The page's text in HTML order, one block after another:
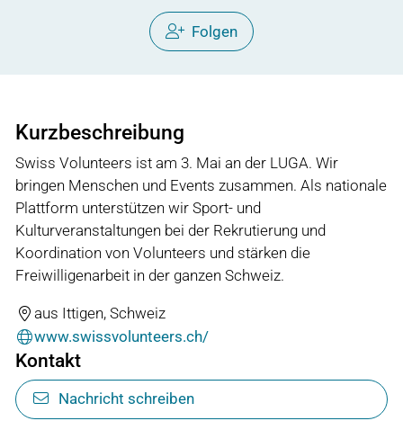
Folgen
Kurzbeschreibung
Swiss Volunteers ist am 3. Mai an der LUGA. Wir
bringen Menschen und Events zusammen. Als nationale
Plattform unterstützen wir Sport- und
Kulturveranstaltungen bei der Rekrutierung und
Koordination von Volunteers und stärken die
Freiwilligenarbeit in der ganzen Schweiz.
aus Ittigen, Schweiz
www.swissvolunteers.ch/
Kontakt
Nachricht schreiben